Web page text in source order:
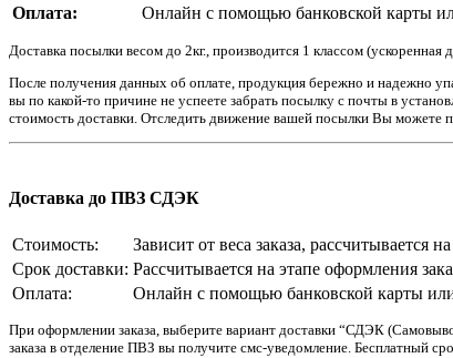
Оплата:
Онлайн с помощью банковской карты
Доставка посылки весом до 2кг., производится 1 классом
После получения данных об оплате, продукция бережно и надежно
вы по какой-то причине не успеете забрать посылку с почты в
стоимость доставки. Отследить движение вашей посылки Вы можете
Доставка до ПВЗ СДЭК
Стоимость:
Зависит от веса заказа, рассчитывается
Срок доставки: Рассчитывается на этапе оформления
Оплата:
Онлайн с помощью банковской карты
При оформлении заказа, выберите вариант доставки “СДЭК
заказа в отделение ПВЗ вы получите смс-уведомление. Бесплатный